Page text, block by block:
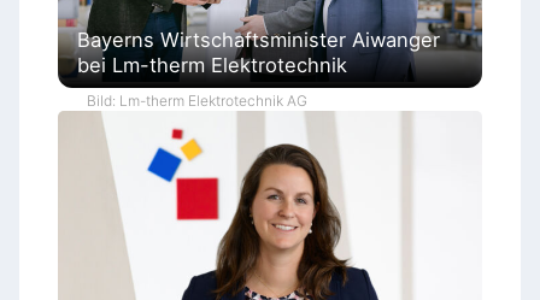
Bayerns Wirtschaftsminister Aiwanger
bei Lm-therm Elektrotechnik
Bild: Lm-therm Elektrotechnik AG